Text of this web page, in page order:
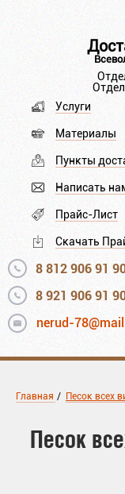
Услуги
Материалы
Пункты
Написать
Прайс-Лист
Скачать
8 812 906 91
8 921 906 91
nerud-
Главная / Песок всех
Песок